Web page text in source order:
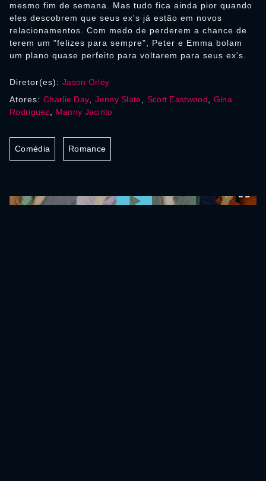
mesmo fim de semana. Mas tudo fica ainda pior quando
eles descobrem que seus ex's já estão em novos
relacionamentos. Com medo de perderem a chance de
terem um "felizes para sempre", Peter e Emma bolam
um plano quase perfeito para voltarem para seus ex's.
Diretor(es): Jason Orley
Atores: Charlie Day ,Jenny Slate Scott Eastwood
Gina
Rodriguez
Manny Jacinto
Comédia Romance